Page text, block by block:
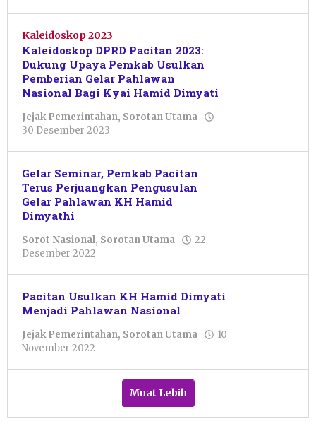
Azizah
Kaleidoskop 2023
Kaleidoskop DPRD Pacitan 2023:
Dukung Upaya Pemkab Usulkan
Pemberian Gelar Pahlawan
Nasional Bagi Kyai Hamid Dimyati
Jejak Pemerintahan, Sorotan Utama
30 Desember 2023
Gelar Seminar, Pemkab Pacitan
Terus Perjuangkan Pengusulan
Gelar Pahlawan KH Hamid
Dimyathi
Sorot Nasional, Sorotan Utama
22
Desember 2022
Pacitan Usulkan KH Hamid Dimyati
Menjadi Pahlawan Nasional
Jejak Pemerintahan, Sorotan Utama
10
November 2022
Muat Lebih